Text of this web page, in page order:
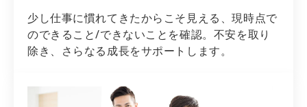
少し仕事に慣れてきたからこそ見える、現時点で
のできること/できないことを確認。不安を取り
除き、さらなる成長をサポートします。